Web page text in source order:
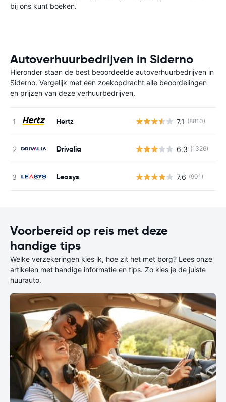
bij ons kunt boeken.
Autoverhuurbedrijven in Siderno
Hieronder staan de best beoordeelde autoverhuurbedrijven in
Siderno. Vergelijk met één zoekopdracht alle beoordelingen
en prijzen van deze verhuurbedrijven.
Hertz 7.1 (8810)
Drivalia 6.3 (1326)
Leasys 7.6 (901)
Voorbereid op reis met deze
handige tips
Welke verzekeringen kies ik, hoe zit het met borg? Lees onze
artikelen met handige informatie en tips. Zo kies je de juiste
huurauto.